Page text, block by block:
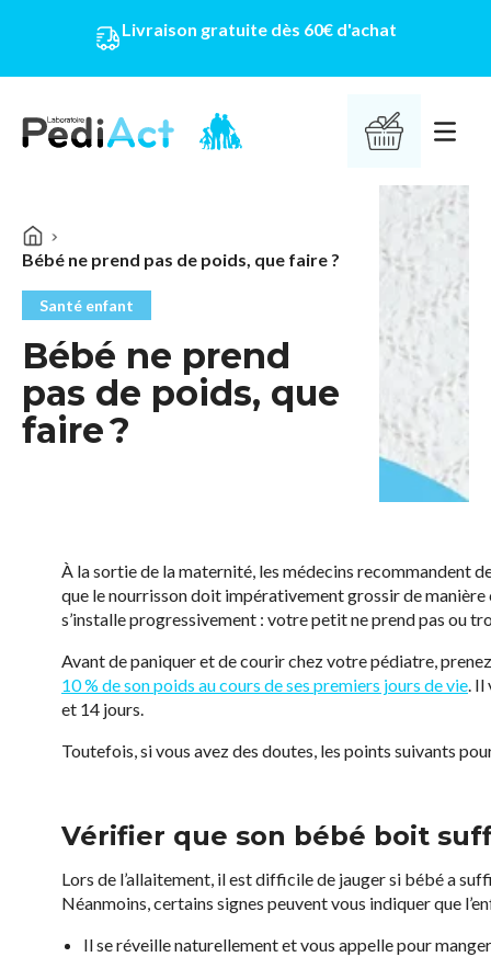
Livraison gratuite dès 60€ d'achat
Bébé ne prend pas de poids, que faire ?
Santé enfant
Bébé ne prend
pas de poids, que
faire ?
À la sortie de la maternité, les médecins recommandent
que le nourrisson doit impérativement grossir de manière
s’installe progressivement : votre petit ne prend pas ou
Avant de paniquer et de courir chez votre pédiatre,
10 % de son poids au cours de ses premiers jours de vie. Il
et 14 jours.
Toutefois, si vous avez des doutes, les points suivants
Vérifier que son bébé boit
Lors de l’allaitement, il est difficile de jauger si bébé a
Néanmoins, certains signes peuvent vous indiquer que
Il se réveille naturellement et vous appelle pour manger